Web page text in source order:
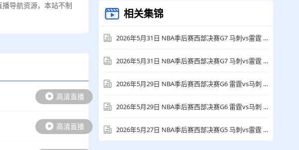
导航资源，本站不制
高清直播
高清直播
相关集锦
2026年5月31日 NBA季后赛西部决赛G7 马刺vs雷霆 全场集锦
2026年5月31日 NBA季后赛西部决赛G7 马刺vs雷霆 全场录像回放
2026年5月29日 NBA季后赛西部决赛G6 雷霆vs马刺 全场集锦
2026年5月29日 NBA季后赛西部决赛G6 雷霆vs马刺 全场录像回放
2026年5月27日 NBA季后赛西部决赛G5 马刺vs雷霆 全场集锦